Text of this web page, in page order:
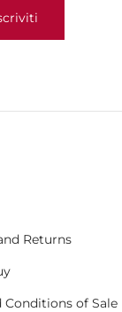
Returns
Conditions of Sale